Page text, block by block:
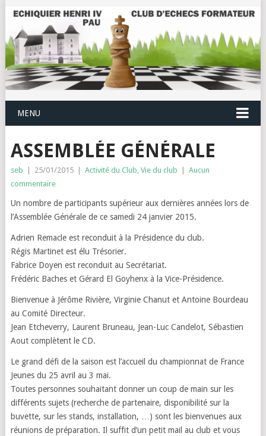
MENU
ASSEMBLÉE GÉNÉRALE
seb 25/01/2015 Activité du Club, Vie du club
Aucun
commentaire
Un nombre de participants supérieur aux dernières années lors de
l’Assemblée Générale de ce samedi 24 janvier 2015.
Adrien Remacle est reconduit à la Présidence du club.
Régis Martinet est élu Trésorier.
Fabrice Doyen est reconduit au Secrétariat.
Frédéric Baches et Gérard El Goyhenx à la Vice-Présidence.
Bienvenue à Jérôme Rivière, Virginie Chanut et Antoine Bourdeau
au Comité Directeur.
Jean Etcheverry, Laurent Bruneau, Jean-Luc Candelot, Sébastien
Aout complètent le CD.
Le grand défi de la saison est l’accueil du championnat de France
Jeunes du 25 avril au 3 mai.
Toutes personnes souhaitant donner un coup de main sur les
différents sujets (recherche de partenaire, disponibilité sur la
buvette, sur les stands, installation, …) sont les bienvenues aux
réunions de préparation. Il suffit d’un petit mail au club et vous